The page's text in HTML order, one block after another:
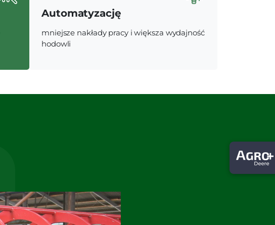
Automatyzację
mniejsze nakłady pracy i większa wydajność
hodowli